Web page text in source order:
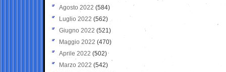
Agosto 2022 (584)
Luglio 2022 (562)
Giugno 2022 (521)
Maggio 2022 (470)
Aprile 2022 (502)
Marzo 2022 (542)